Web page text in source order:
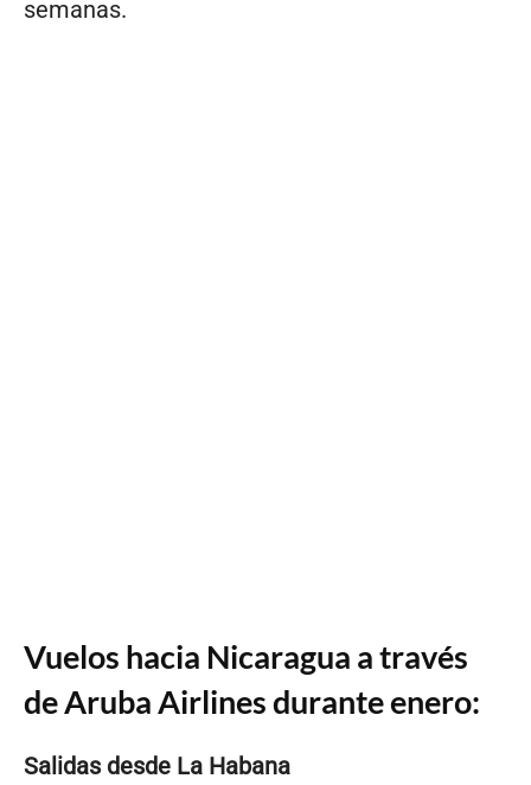
semanas.
Vuelos hacia Nicaragua a través
de Aruba Airlines durante enero:
Salidas desde La Habana